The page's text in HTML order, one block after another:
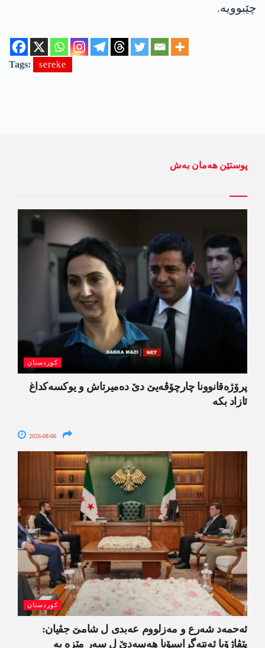
چێبوویه‌.
Tags: sereke
پوستێن ھەمان بەش
کوردستان
پرۆژەقانوونا چارچۆڤەیێ دێ دەمیرتاش و یوکسەکداغ
ئازاد بکە
2026-08-06
کوردستان
ئەحمەد شەرع و مەزلووم عەبدی ل شامێ جڤیان:
پێڤاژۆیا ئەنتەگراسیۆنا ھەسەدێ ل سەر مێزە یە